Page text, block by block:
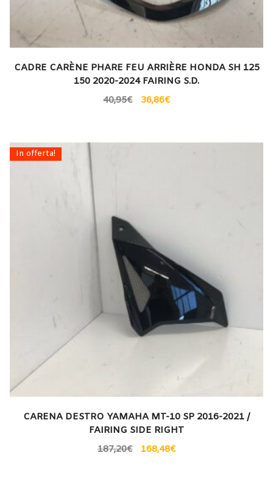
CADRE CARÈNE PHARE FEU ARRIÈRE HONDA SH 125
150 2020-2024 FAIRING S.D.
40,95€ 36,86€
In offerta!
CARENA DESTRO YAMAHA MT-10 SP 2016-2021 /
FAIRING SIDE RIGHT
187,20€ 168,48€